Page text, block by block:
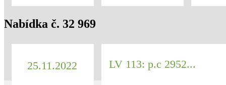
Nabídka č. 32 969
25.11.2022 LV 113: p.c 2952...